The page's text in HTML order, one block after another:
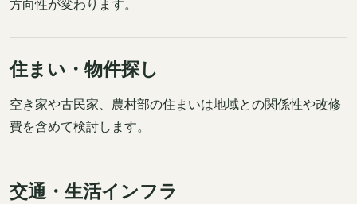
方向性が変わります。
住まい・物件探し
空き家や古民家、農村部の住まいは地域との関係性や改修
費を含めて検討します。
交通・生活インフラ